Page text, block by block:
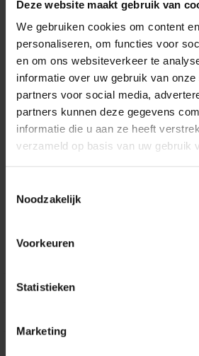
Deze website maakt gebruik van
We gebruiken cookies om content
personaliseren, om functies voor
en om ons websiteverkeer te
informatie over uw gebruik van
partners voor social media,
partners kunnen deze gegevens
informatie die u aan ze heeft
verzameld op basis van uw gebruik
Noodzakelijk
Voorkeuren
Statistieken
Marketing
Terug naar vorige pagina
Dé specialist podiumtechniek; van schets
Kleine Tocht 32 1507 CA
Zaandam
+ 31
info@podiumtechniek.nl
Volg
Volg ons op Instagram
Volg
Over Podiumtechniek